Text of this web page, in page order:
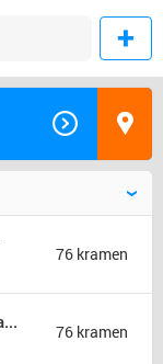
76 kramen
Week der Besten braderie en rommelmarkt (jaarmarkt) 76 kramen